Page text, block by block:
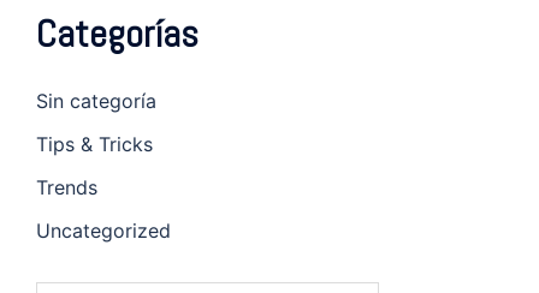
Categorías
Sin categoría
Tips & Tricks
Trends
Uncategorized